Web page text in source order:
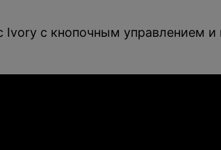
Ivory с кнопочным управлением